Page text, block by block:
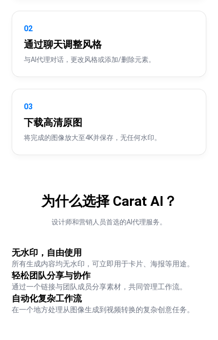
02
通过聊天调整风格
与AI代理对话，更改风格或添加/删除元素。
03
下载高清原图
将完成的图像放大至4K并保存，无任何水印。
为什么选择 Carat AI？
设计师和营销人员首选的AI代理服务。
无水印，自由使用
所有生成内容均无水印，可立即用于卡片、海报等用途。
轻松团队分享与协作
通过一个链接与团队成员分享素材，共同管理工作流。
自动化复杂工作流
在一个地方处理从图像生成到视频转换的复杂创意任务。